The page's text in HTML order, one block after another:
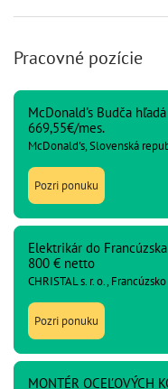
Pracovné pozície
McDonald's Budča
669,55€/mes.
McDonald's, Slovenská
Pozri ponuku
Elektrikár do
800 € netto
CHRISTAL s. r. o., Francúzsko
Pozri ponuku
MONTÉR OCEĽOVÝCH